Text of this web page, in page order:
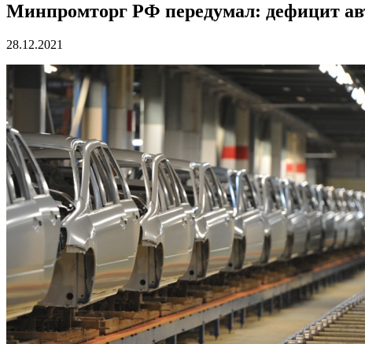
Минпромторг РФ передумал: дефицит
28.12.2021